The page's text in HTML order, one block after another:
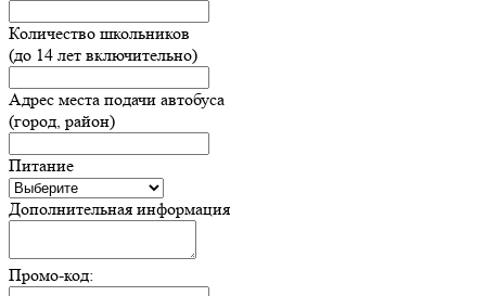
Количество школьников
(до 14 лет включительно)
Адрес места подачи автобуса
(город, район)
Питание
Дополнительная информация
Промо-код: